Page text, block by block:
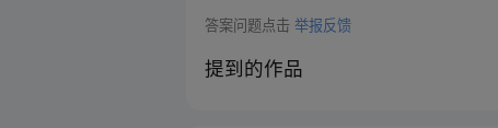
答案问题点击举报反馈
提到的作品